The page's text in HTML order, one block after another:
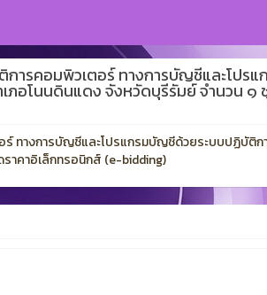
การคอมพิวเตอร์ ทางการบัญชีและโป
อโนนดินแดง จังหวัดบุรีรัมย์ จำนวน ๑
ทางการบัญชีและโปรแกรมบัญชีด้วยระบบปฏิบัติ
าคาอิเล็กทรอนิกส์ (e-bidding)